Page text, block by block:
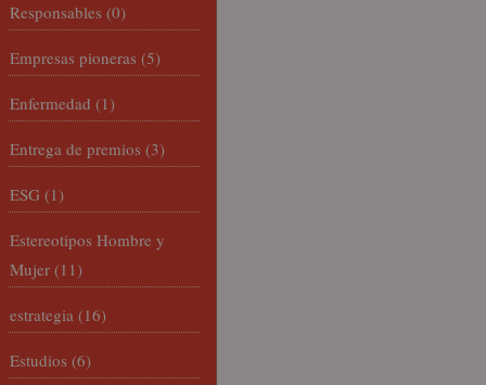
Responsables (0)
Empresas pioneras (5)
Enfermedad (1)
Entrega de premios (3)
ESG (1)
Estereotipos Hombre y
Mujer (11)
estrategia (16)
Estudios (6)